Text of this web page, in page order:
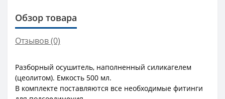
Обзор товара
Отзывов (0)
Разборный осушитель, наполненный силикагелем
(цеолитом). Емкость 500 мл.
В комплекте поставляются все необходимые фитинги